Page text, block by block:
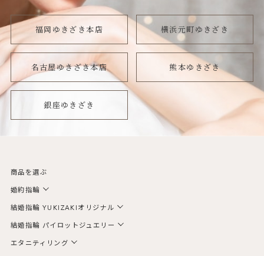
福岡ゆきざき本店 横浜元町ゆきざき
名古屋ゆきざき本店 熊本ゆきざき
銀座ゆきざき
商品を選ぶ
婚約指輪
結婚指輪 YUKIZAKIオリジナル
結婚指輪 パイロットジュエリー
エタニティリング